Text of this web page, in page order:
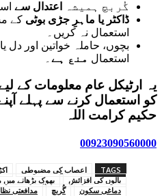
گُربچ ہمیشہ اعتدال سے
ڈاکٹر یا ماہرِ جڑی بوٹی کے
استعمال نہ کریں۔
بچوں، حاملہ خواتین اور دل
استعمال منع ہے۔
یہ ارٹیکل عام معلومات کے
کو استعمال کرنے سے پہلے
حکیم کرامت اللہ
00923090560000
TAGS اعصاب کی مضبوطی
بالوں کی افزائش
بھوک بڑھانے میں
دماغی سکون
گُربچ مدافعتی